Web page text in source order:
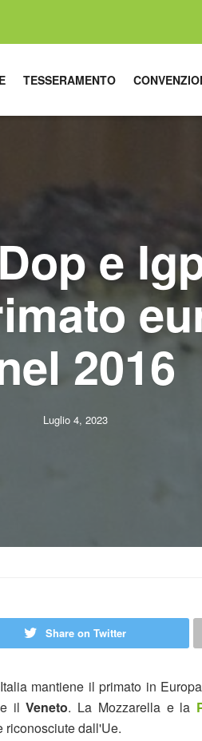
TESSERAMENTO
e
2016
Luglio 4, 2023
Share on Twitter
mantiene il primato in
e ilVeneto. La Mozzarella e la
riconosciute dall'Ue.